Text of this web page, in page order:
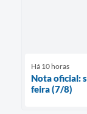
Há 10 horas
Nota oficial:
feira (7/8)